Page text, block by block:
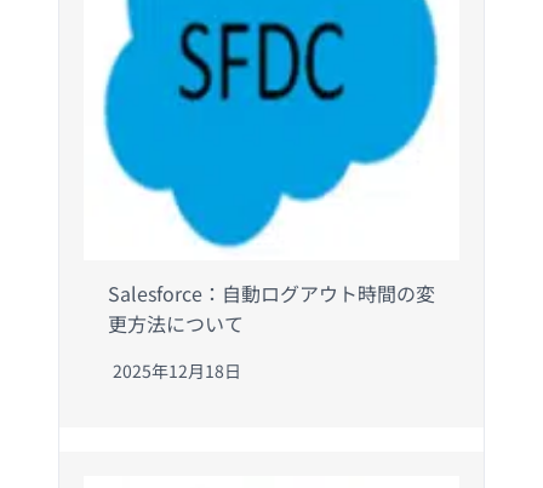
Salesforce：自動ログアウト時間の変
更方法について
2025年12月18日